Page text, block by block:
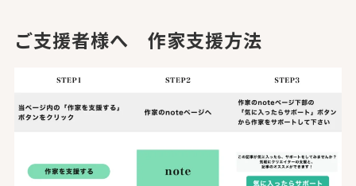
ご支援者様へ 作家支援方法